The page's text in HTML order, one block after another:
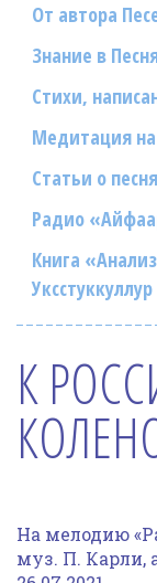
Скачать
Контакты
Фотогалерея
In English
Видео
Номера
От автора
Знание в
Стихи,
Медитация на
Статьи о
Радио
Книга
Уксстуккуллур
К
На мелодию
муз. П. Карли,